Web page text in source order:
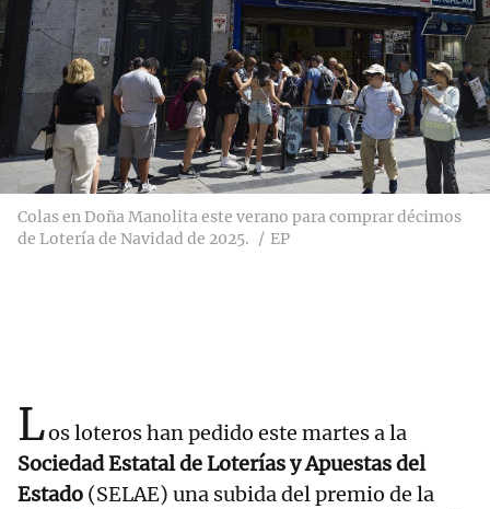
Colas en Doña Manolita este verano para comprar décimos
de Lotería de Navidad de 2025.
EP
Los loteros han pedido este martes a la
Sociedad Estatal de Loterías y Apuestas del
Estado (SELAE) una subida del premio de la